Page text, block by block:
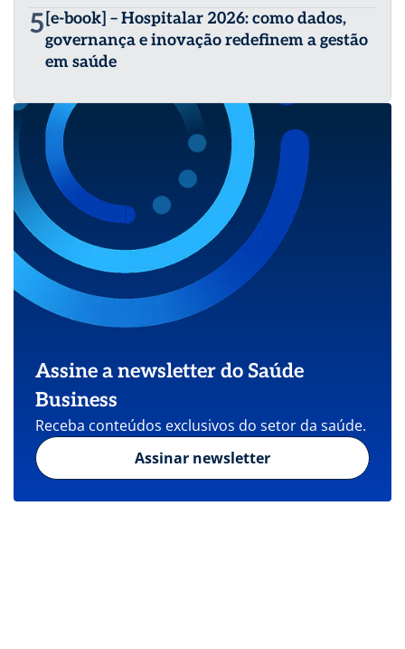
5 [e-book] – Hospitalar 2026: como dados,
governança e inovação redefinem a gestão
em saúde
Assine a newsletter do Saúde
Business
Receba conteúdos exclusivos do setor da saúde.
Assinar newsletter